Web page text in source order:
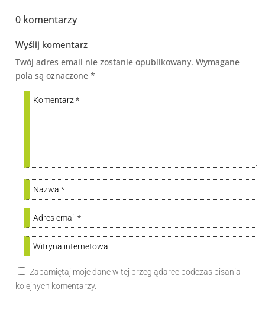
0 komentarzy
Wyślij komentarz
Twój adres email nie zostanie opublikowany. Wymagane
pola są oznaczone*
Zapamiętaj moje dane w tej przeglądarce podczas pisania
kolejnych komentarzy.